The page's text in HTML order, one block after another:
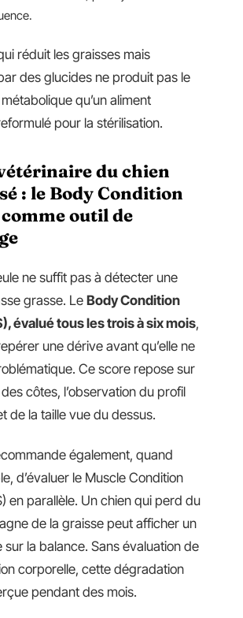
réduit les graisses mais
des glucides ne produit pas le
qu’un aliment
pour la stérilisation.
du chien
: le Body Condition
outil de
ne suffit pas à détecter une
grasse. LeBody Condition
évalué tous les trois à six mois,
une dérive avant qu’elle ne
Ce score repose sur
côtes, l’observation du profil
de la taille vue du dessus.
également, quand
d’évaluer le Muscle Condition
en parallèle. Un chien qui perd du
de la graisse peut afficher un
sur la balance. Sans évaluation de
corporelle, cette dégradation
pendant des mois.